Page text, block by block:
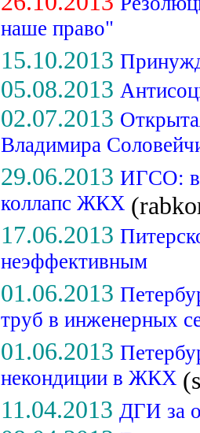
наше право"
15.10.2013
05.08.2013
02.07.2013
Владимира
29.06.2013 ИГСО: в
коллапс ЖКХ
17.06.2013
неэффективным
01.06.2013
труб в инженерных
01.06.2013
некондиции в ЖКХ
11.04.2013 ДГИ за